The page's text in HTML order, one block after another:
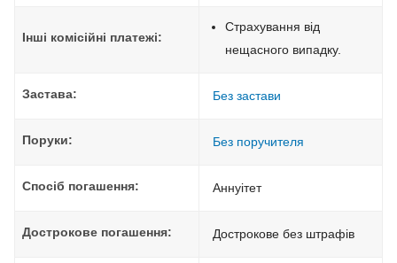
Інші комісійні платежі:
Страхування від
нещасного випадку.
Застава: Без застави
Поруки: Без поручителя
Спосіб погашення: Aннуітет
Дострокове погашення: Дострокове без штрафів